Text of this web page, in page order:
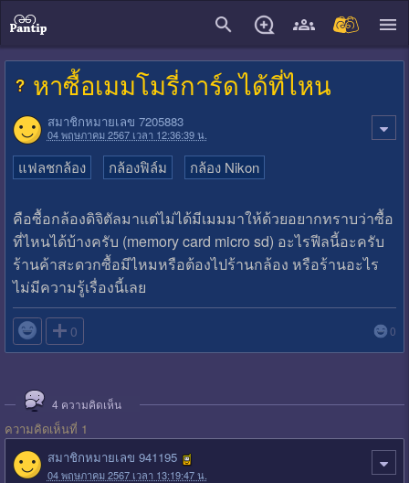
หาซื้อเมมโมรี่การ์ดได้ที่ไหน
สมาชิกหมายเลข 7205883
04 พฤษภาคม 2567 เวลา 12:36:39 น.
แฟลชกล้อง กล้องฟิล์ม กล้อง Nikon
คือซื้อกล้องดิจิตัลมาแต่ไม่ได้มีเมมมาให้ด้วยอยากทราบว่าซื้อ
ที่ไหนได้บ้างครับ (memory card micro sd) อะไรฟีลนี้อะครับ
ร้านค้าสะดวกซื้อมีไหมหรือต้องไปร้านกล้อง หรือร้านอะไร
ไม่มีความรู้เรื่องนี้เลย
 0 0
4 ความคิดเห็น
ความคิดเห็นที่ 1
สมาชิกหมายเลข 941195
04 พฤษภาคม 2567 เวลา 13:19:47 น.
close